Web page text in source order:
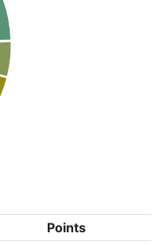
Points